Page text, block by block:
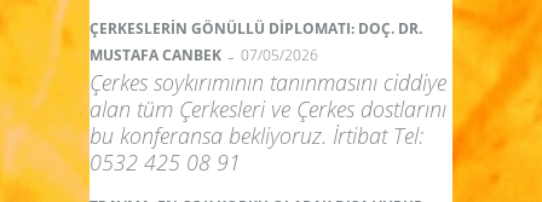
ÇERKESLERİN GÖNÜLLÜ DİPLOMATI: DOÇ. DR.
MUSTAFA CANBEK - 07/05/2026
Çerkes soykırımının tanınmasını ciddiye
alan tüm Çerkesleri ve Çerkes dostlarını
bu konferansa bekliyoruz. İrtibat Tel:
0532 425 08 91